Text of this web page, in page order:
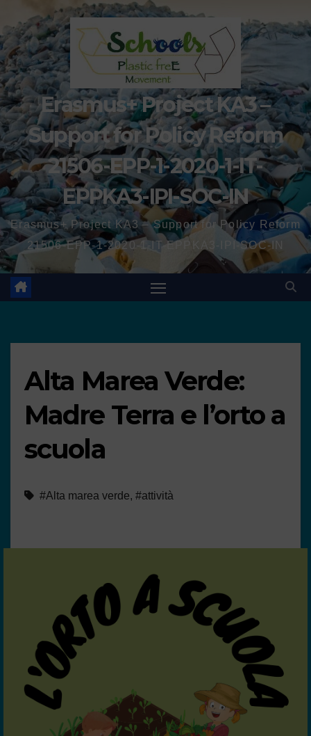
Erasmus+ Project KA3 –
Support for Policy Reform
21506-EPP-1-2020-1-IT-
EPPKA3-IPI-SOC-IN
Erasmus+ Project KA3 – Support for Policy Reform
21506-EPP-1-2020-1-IT-EPPKA3-IPI-SOC-IN
Alta Marea Verde:
Madre Terra e l’orto a
scuola
#Alta marea verde, #attività